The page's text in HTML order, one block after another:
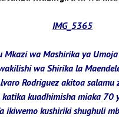
Mkazi wa Mashirika ya
wa Shirika la
Rodriguez akitoa salamu
kuadhimisha miaka 70
ikiwemo kushiriki shughuli